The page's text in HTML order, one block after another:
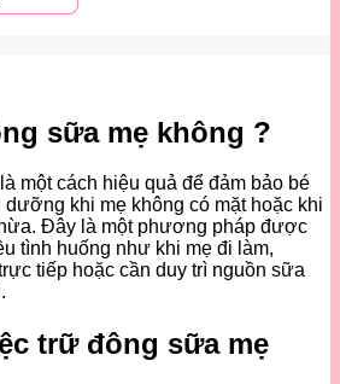
sữa mẹ không ?
một cách hiệu quả để đảm bảo bé
khi mẹ không có mặt hoặc khi
Đây là một phương pháp được
tình huống như khi mẹ đi làm,
tiếp hoặc cần duy trì nguồn sữa
trữ đông sữa mẹ